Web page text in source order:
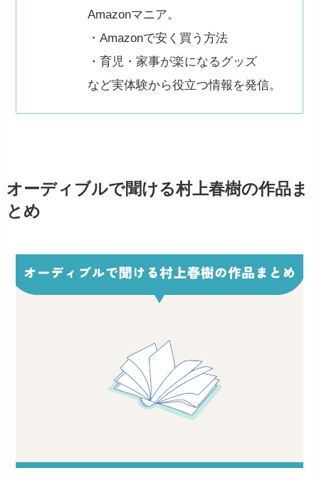
Amazonマニア。
・Amazonで安く買う方法
・育児・家事が楽になるグッズ
など実体験から役立つ情報を発信。
オーディブルで聞ける村上春樹の作品ま
とめ